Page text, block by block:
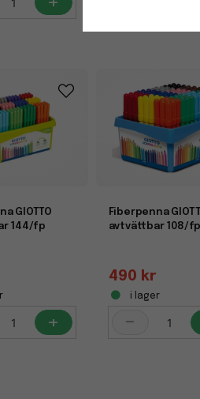
GIOTTO
144/fp
+
Fiberpenna
avtvättbar 108/fp
490 kr
i lager
-